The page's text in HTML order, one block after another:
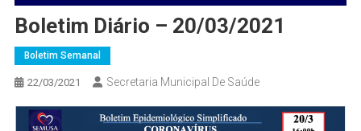
Boletim Diário – 20/03/2021
Boletim Semanal
22/03/2021 Secretaria Municipal De Saúde